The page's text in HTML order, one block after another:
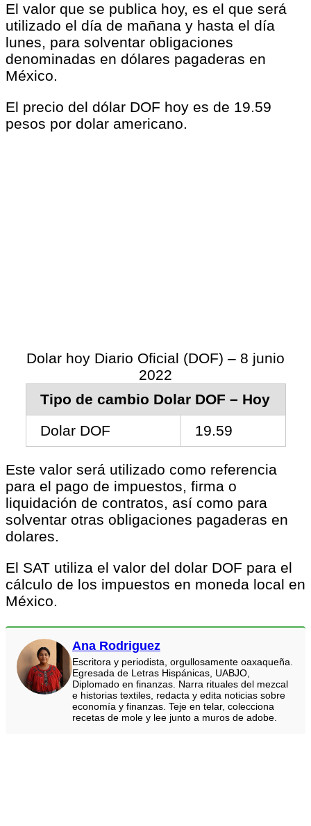
El valor que se publica hoy, es el que será
utilizado el día de mañana y hasta el día
lunes, para solventar obligaciones
denominadas en dólares pagaderas en
México.
El precio del dólar DOF hoy es de 19.59
pesos por dolar americano.
Dolar hoy Diario Oficial (DOF) – 8 junio
2022
Tipo de cambio Dolar DOF – Hoy
Dolar DOF
19.59
Este valor será utilizado como referencia
para el pago de impuestos, firma o
liquidación de contratos, así como para
solventar otras obligaciones pagaderas en
dolares.
El SAT utiliza el valor del dolar DOF para el
cálculo de los impuestos en moneda local en
México.
Ana Rodriguez
Escritora y periodista, orgullosamente oaxaqueña.
Egresada de Letras Hispánicas, UABJO,
Diplomado en finanzas. Narra rituales del mezcal
e historias textiles, redacta y edita noticias sobre
economía y finanzas. Teje en telar, colecciona
recetas de mole y lee junto a muros de adobe.